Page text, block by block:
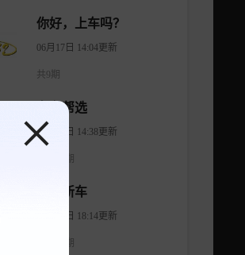
你好，上车吗？
06月17日 14:04更新
共9期
有车帮选
04月11日 14:38更新
共1474期
智看新车
08月07日 18:14更新
共1176期